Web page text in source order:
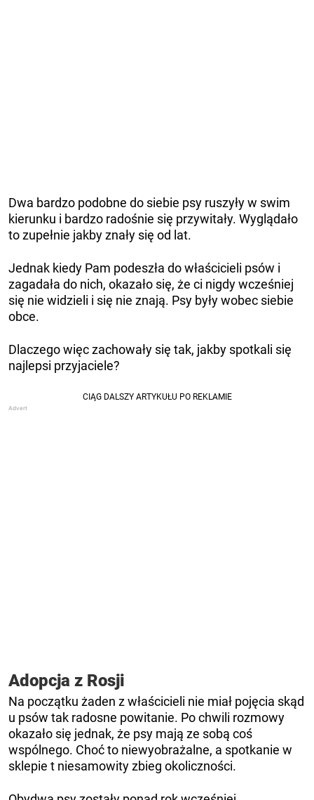
Dwa bardzo podobne do siebie psy ruszyły w swim
kierunku i bardzo radośnie się przywitały. Wyglądało
to zupełnie jakby znały się od lat.
Jednak kiedy Pam podeszła do właścicieli psów i
zagadała do nich, okazało się, że ci nigdy wcześniej
się nie widzieli i się nie znają. Psy były wobec siebie
obce.
Dlaczego więc zachowały się tak, jakby spotkali się
najlepsi przyjaciele?
Adopcja z Rosji
Na początku żaden z właścicieli nie miał pojęcia skąd
u psów tak radosne powitanie. Po chwili rozmowy
okazało się jednak, że psy mają ze sobą coś
wspólnego. Choć to niewyobrażalne, a spotkanie w
sklepie t niesamowity zbieg okoliczności.